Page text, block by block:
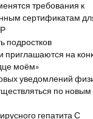
требования к
сертификатам
подростков
на
моём»
уведомлений
по новым
гепатита С